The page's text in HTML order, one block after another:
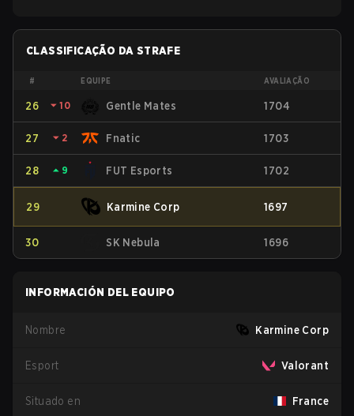
CLASSIFICAÇÃO DA STRAFE
# EQUIPE AVALIAÇÃO
26 ⏷ 10 Gentle Mates 1704
27 ⏷ 2 Fnatic 1703
28 ⏶ 9 FUT Esports 1702
29 Karmine Corp 1697
30 SK Nebula 1696
INFORMACIÓN DEL EQUIPO
Nombre Karmine Corp
Esport Valorant
Situado en France